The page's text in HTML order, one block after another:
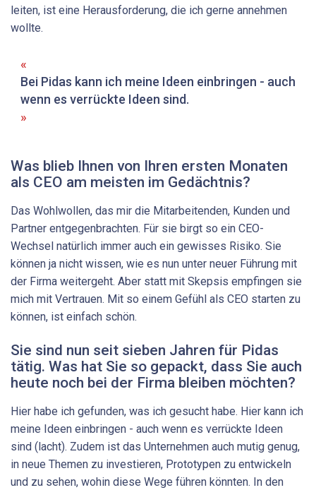
leiten, ist eine Herausforderung, die ich gerne annehmen
wollte.
Bei Pidas kann ich meine Ideen einbringen - auch
wenn es verrückte ­Ideen sind.
Was blieb Ihnen von Ihren ersten Monaten
als CEO am meisten im Gedächtnis?
Das Wohlwollen, das mir die Mitarbeitenden, Kunden und
Partner entgegenbrachten. Für sie birgt so ein CEO-
Wechsel natürlich immer auch ein gewisses Risiko. Sie
können ja nicht wissen, wie es nun unter neuer Führung mit
der Firma weitergeht. Aber statt mit Skepsis empfingen sie
mich mit Vertrauen. Mit so einem Gefühl als CEO starten zu
können, ist einfach schön.
Sie sind nun seit sieben Jahren für Pidas
tätig. Was hat Sie so gepackt, dass Sie auch
heute noch bei der Firma bleiben möchten?
Hier habe ich gefunden, was ich gesucht habe. Hier kann ich
meine Ideen einbringen - auch wenn es verrückte Ideen
sind (lacht). Zudem ist das Unternehmen auch mutig genug,
in neue Themen zu investieren, Prototypen zu entwickeln
und zu sehen, wohin diese Wege führen könnten. In den